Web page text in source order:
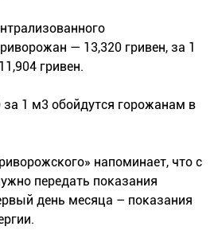
— 13,320 гривен, за 1
гривен.
за 1 м3 обойдутся горожанам в
напоминает, что с
передать показания
день месяца – показания